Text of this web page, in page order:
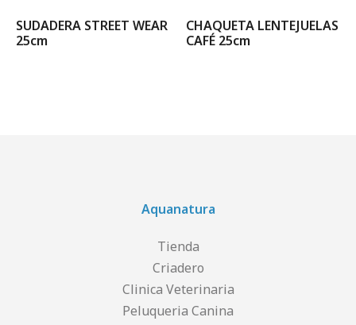
SUDADERA STREET WEAR
25cm
CHAQUETA LENTEJUELAS
CAFÉ 25cm
Aquanatura
Tienda
Criadero
Clinica Veterinaria
Peluqueria Canina